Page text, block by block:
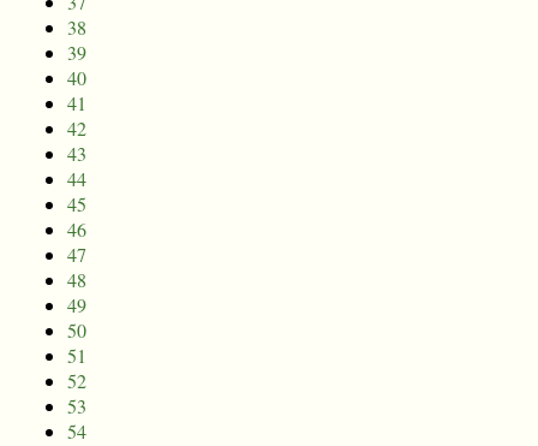
38
39
40
41
42
43
44
45
46
47
48
49
50
51
52
53
54